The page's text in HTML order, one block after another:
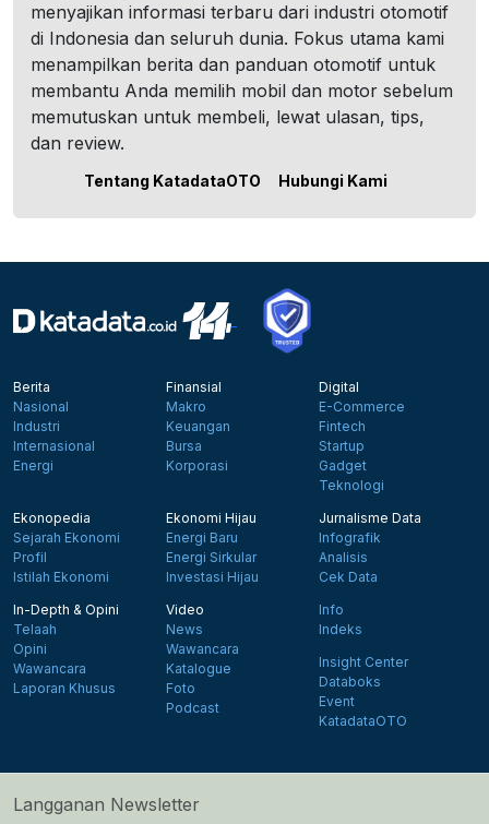
menyajikan informasi terbaru dari industri otomotif
di Indonesia dan seluruh dunia. Fokus utama kami
menampilkan berita dan panduan otomotif untuk
membantu Anda memilih mobil dan motor sebelum
memutuskan untuk membeli, lewat ulasan, tips,
dan review.
Tentang KatadataOTO Hubungi Kami
Berita
Nasional
Industri
Internasional
Energi
Finansial
Makro
Keuangan
Bursa
Korporasi
Digital
E-Commerce
Fintech
Startup
Gadget
Teknologi
Ekonopedia
Sejarah Ekonomi
Profil
Istilah Ekonomi
Ekonomi Hijau
Energi Baru
Energi Sirkular
Investasi Hijau
Jurnalisme Data
Infografik
Analisis
Cek Data
In-Depth & Opini
Telaah
Opini
Wawancara
Laporan Khusus
Video
News
Wawancara
Katalogue
Foto
Podcast
Info
Indeks
Insight Center
Databoks
Event
KatadataOTO
Langganan Newsletter